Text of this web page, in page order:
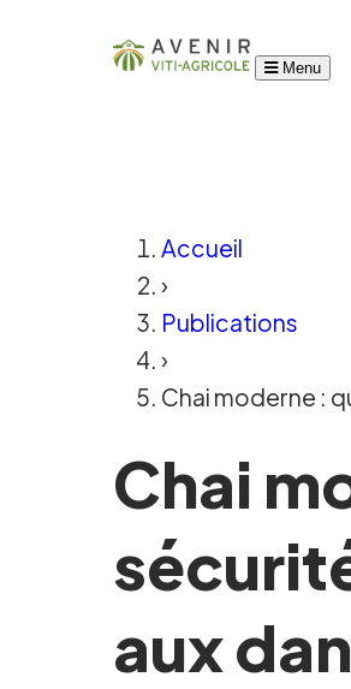
Menu
Accueil
›
Publications
›
Chai moderne :
Chai
aux